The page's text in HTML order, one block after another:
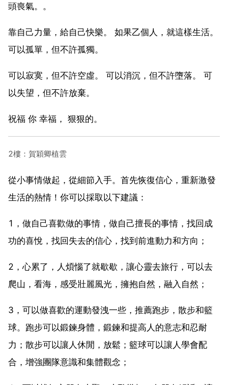
頭喪氣。。
靠自己力量，給自己快樂。 如果乙個人，就這樣生活。
可以孤單，但不許孤獨。
可以寂寞，但不許空虛。 可以消沉，但不許墮落。 可
以失望，但不許放棄。
祝福 你 幸福， 狠狠的。
2樓：賀穎卿植雲
從小事情做起，從細節入手。首先恢復信心，重新激發
生活的熱情！你可以採取以下建議：
1，做自己喜歡做的事情，做自己擅長的事情，找回成
功的喜悅，找回失去的信心，找到前進動力和方向；
2，心累了，人煩惱了就歇歇，讓心靈去旅行，可以去
爬山，看海，感受壯麗風光，擁抱自然，融入自然；
3，可以做喜歡的運動發洩一些，推薦跑步，散步和籃
球。跑步可以鍛鍊身體，鍛鍊和提高人的意志和忍耐
力；散步可以讓人休閒，放鬆；籃球可以讓人學會配
合，增強團隊意識和集體觀念；